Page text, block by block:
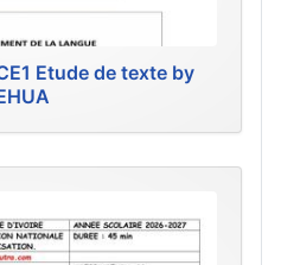
Etude de texte by